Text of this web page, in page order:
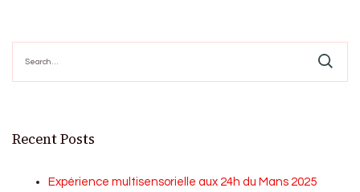
for:
Recent Posts
Expérience multisensorielle aux 24h du Mans 2025